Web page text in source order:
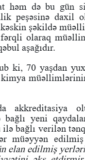
həm də bu gün
peşəsinə daxil
şəkildə
fərqli olaraq
aşağıdır.
ki, 70 yaşdan
akkreditasiya
yeni
ilə bağlı verilən
müəyyən
elan edilmiş